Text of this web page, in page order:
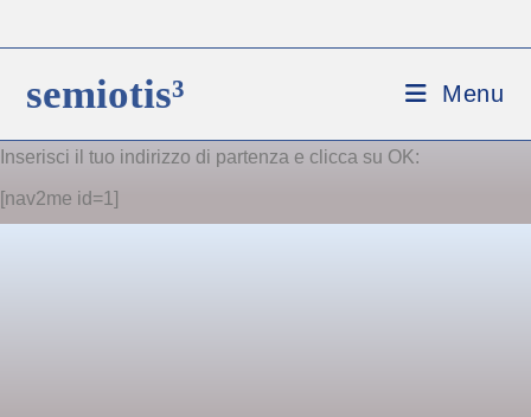
semiotis³ Menu
Inserisci il tuo indirizzo di partenza e clicca su OK:
[nav2me id=1]